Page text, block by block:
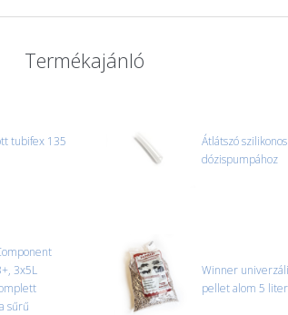
Termékajánló
tubifex 135
Átlátszó
dózispumpához
3x5L
sűrű
Winner
pellet alom 5